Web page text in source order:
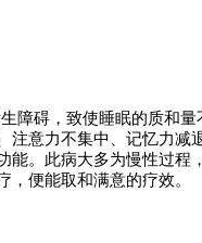
障碍，致使睡眠的质和
注意力不集中、记忆力减
能。此病大多为慢性过程
，便能取和满意的疗效。